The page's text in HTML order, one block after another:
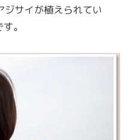
ジサイが植えられてい
。